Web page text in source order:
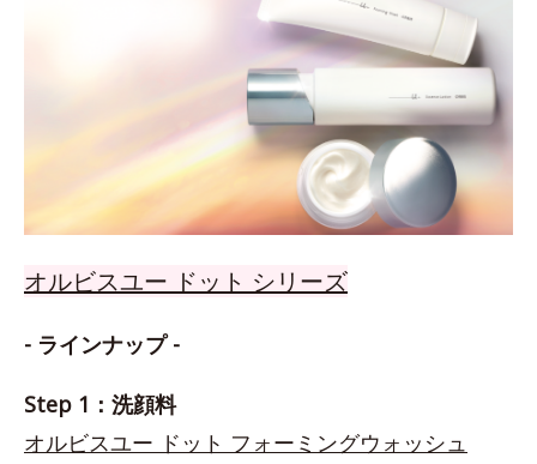
オルビスユー ドット シリーズ
- ラインナップ -
Step 1：洗顔料
オルビスユー ドット フォーミングウォッシュ